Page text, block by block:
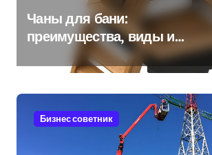
Чаны для бани:
преимущества, виды и
особенности использования
Бизнес советник